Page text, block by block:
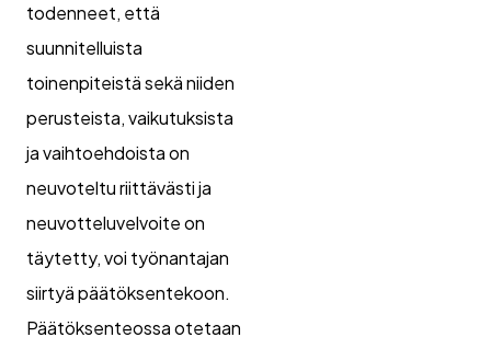
todenneet, että
suunnitelluista
toinenpiteistä sekä niiden
perusteista, vaikutuksista
ja vaihtoehdoista on
neuvoteltu riittävästi ja
neuvotteluvelvoite on
täytetty, voi työnantajan
siirtyä päätöksentekoon.
Päätöksenteossa otetaan